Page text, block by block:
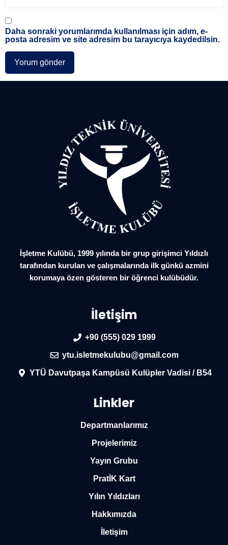
Daha sonraki yorumlarımda kullanılması için adım, e-
posta adresim ve site adresim bu tarayıcıya kaydedilsin.
İşletme Kulübü, 1999 yılında bir grup girişimci Yıldızlı
tarafından kurulan ve çalışmalarında ilk günkü azmini
korumaya özen gösteren bir öğrenci kulübüdür.
İletişim
+90 (555) 029 1999
ytu.isletmekulubu@gmail.com
YTÜ Davutpaşa Kampüsü Kulüpler Vadisi / B54
Linkler
Departmanlarımız
Projelerimiz
Yayın Grubu
PratİK Kart
Yılın Yıldızları
Hakkımızda
İletişim